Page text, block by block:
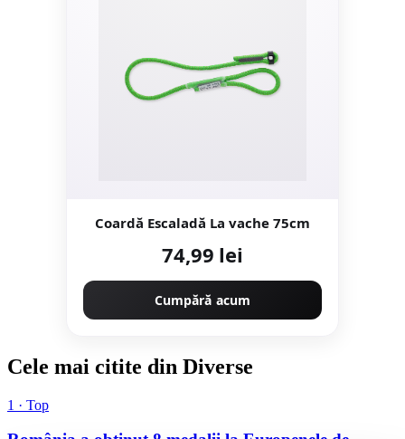
Coardă Escaladă La vache 75cm
74,99 lei
Cumpără acum
Cele mai citite din Diverse
1 · Top